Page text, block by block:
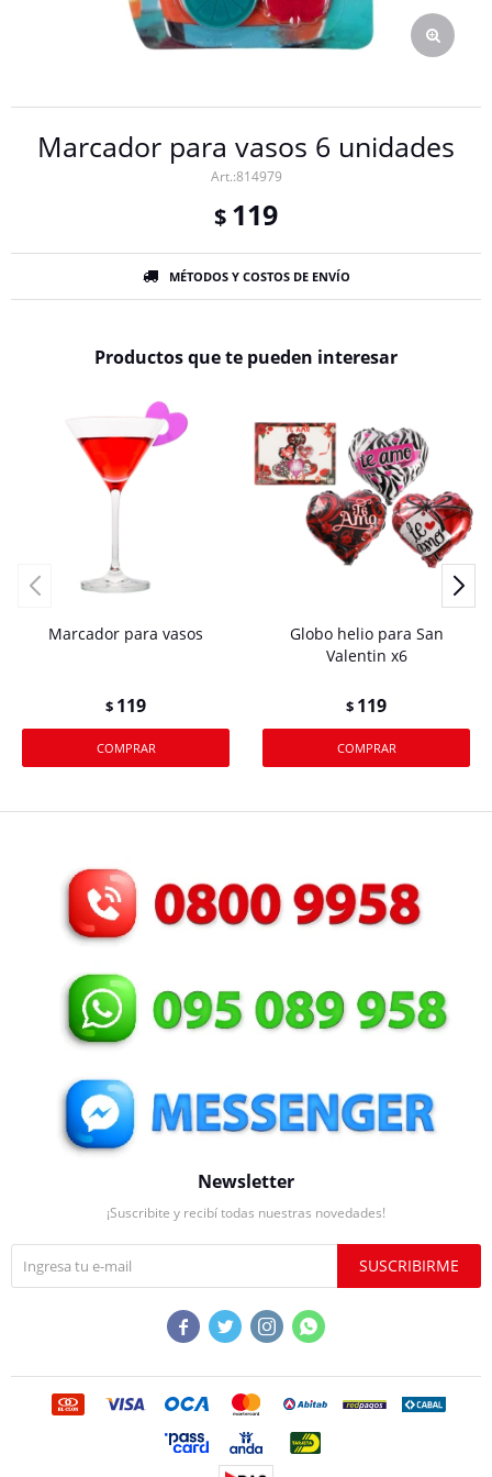
Marcador para vasos 6 unidades
814979
$ 119
MÉTODOS Y COSTOS DE ENVÍO
Productos que te pueden interesar
Marcador para vasos
$ 119
Globo helio para San
Valentin x6
$ 119
Newsletter
¡Suscribite y recibí todas nuestras novedades!
SUSCRIBIRME
   